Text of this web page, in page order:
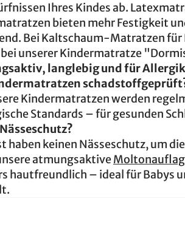
Ihres Kindes ab.
bieten mehr Festigkeit
Bei Kaltschaum-Matratzen für
unserer Kindermatratze
langlebig und für
Kindermatratzen werden
Standards – für gesunden
haben keinen Nässeschutz, um
atmungsaktive
hautfreundlich – ideal für Babys